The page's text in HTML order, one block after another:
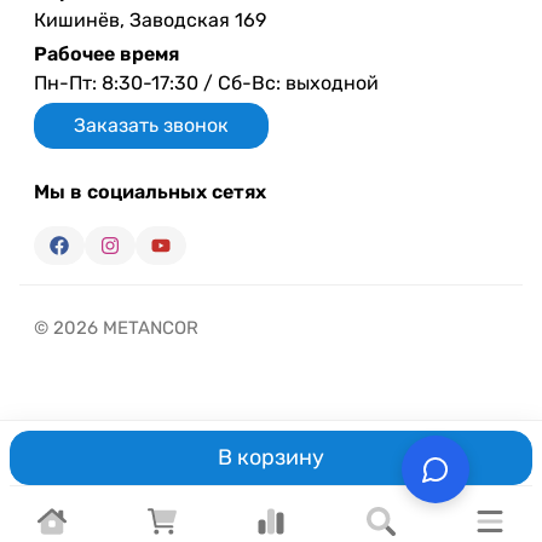
В корзину
Кишинёв, Заводская 169
Рабочее время
Пн-Пт: 8:30-17:30 / Сб-Вс: выходной
Заказать звонок
Мы в социальных сетях
© 2026 METANCOR